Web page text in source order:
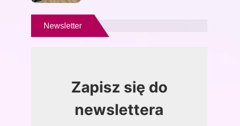
Newsletter
Zapisz się do
newslettera